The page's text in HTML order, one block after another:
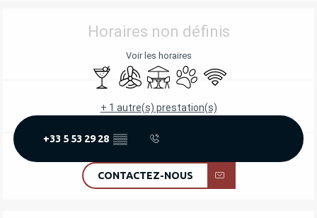
OUVERTURE ET COORDONNÉES
Horaires non définis
Voir les horaires
Bar / Buvette
Air conditionné
TerrasseAnimaux acceptés
WiFi
+ 1 autre(s) prestation(s)
+33 5 53 29 28 ▒▒
CONTACTEZ-NOUS